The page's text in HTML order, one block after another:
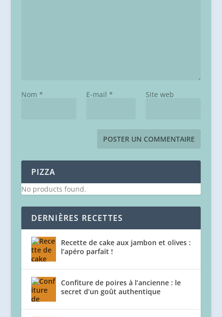
Nom * E-mail * Site web
PIZZA
No products found.
DERNIÈRES RECETTES
Recette de cake aux jambon et olives :
l’apéro parfait !
Confiture de poires à l’ancienne : le
secret d’un goût authentique